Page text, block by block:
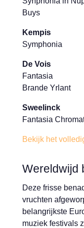
Buys
Kempis
Symphonia
De Vois
Fantasia
Brande Yrlant
Sweelinck
Fantasia
Bekijk het
Wereldwijd
Deze frisse
vruchten
belangrijkste
muziek festivals